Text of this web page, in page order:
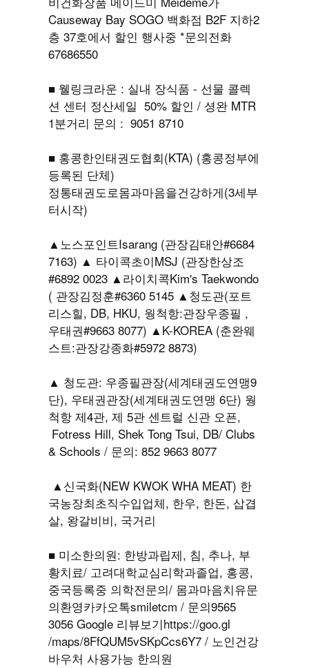
Causeway Bay SOGO 백화점 B2F 지하2
층 37호에서 할인 행사중 *문의전화
67686550
■ 웰링크라운 : 실내 장식품 - 선물 콜렉
션 센터 정산세일 50% 할인 / 셩완 MTR
1분거리 문의 : 9051 8710
■ 홍콩한인태권도협회(KTA) (홍콩정부에
등록된 단체)
정통태권도로몸과마음을건강하게(3세부
터시작)
▲노스포인트Isarang (관장김태안#6684
7163) ▲ 타이콕초이MSJ (관장한상조
#6892 0023 ▲라이치콕Kim's Taekwondo
( 관장김정훈#6360 5145 ▲청도관(포트
리스힐, DB, HKU, 웡척항:관장우종필 ,
우태권#9663 8077) ▲K-KOREA (춘완웨
스트:관장강종화#5972 8873)
▲ 청도관: 우종필관장(세계태권도연맹9
단), 우태권관장(세계태권도연맹 6단) 웡
척항 제4관, 제 5관 센트럴 신관 오픈,
Fotress Hill, Shek Tong Tsui, DB/ Clubs
& Schools / 문의: 852 9663 8077
▲신국화(NEW KWOK WHA MEAT) 한
국농장최초직수입업체, 한우, 한돈, 삽겹
살, 왕갈비비, 국거리
■ 미소한의원: 한방과립제, 침, 추나, 부
황치료/ 고려대학교심리학과졸업, 홍콩,
중국등록중 의학전문의/ 몸과마음치유문
의환영카카오톡smiletcm / 문의9565
3056 Google 리뷰보기https://goo.gl
/maps/8FfQUM5vSKpCcs6Y7 / 노인건강
바우처 사용가능 한의원